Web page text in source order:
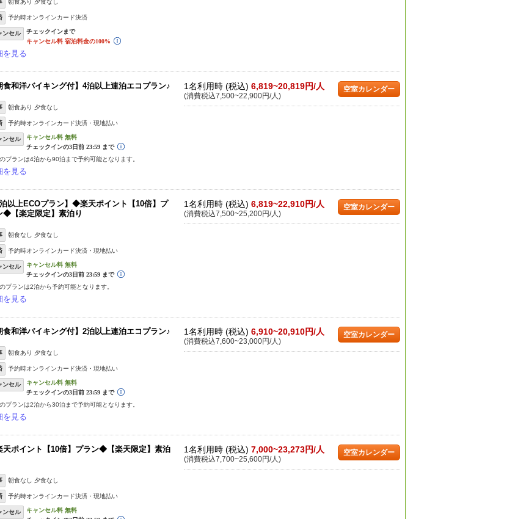
朝食あり 夕食なし
予約時オンラインカード決済
ンセル
を見る
食和洋バイキング付】4泊以上連泊エコプラン♪
朝食あり 夕食なし
予約時オンラインカード決済・現地払い
ンセル
プランは4泊から90泊まで予約可能となります。
を見る
1名利用時 (税込) 6,819~20,819円/人
(消費税込7,500~22,900円/人)
空室カレンダー
泊以上ECOプラン】◆楽天ポイント【10倍】プ
◆【楽定限定】素泊り
朝食なし 夕食なし
予約時オンラインカード決済・現地払い
ンセル
プランは2泊から予約可能となります。
を見る
1名利用時 (税込) 6,819~22,910円/人
(消費税込7,500~25,200円/人)
空室カレンダー
食和洋バイキング付】2泊以上連泊エコプラン♪
朝食あり 夕食なし
予約時オンラインカード決済・現地払い
ンセル
プランは2泊から30泊まで予約可能となります。
を見る
1名利用時 (税込) 6,910~20,910円/人
(消費税込7,600~23,000円/人)
空室カレンダー
ポイント【10倍】プラン◆【楽天限定】素泊
朝食なし 夕食なし
予約時オンラインカード決済・現地払い
ンセル
1名利用時 (税込) 7,000~23,273円/人
(消費税込7,700~25,600円/人)
空室カレンダー